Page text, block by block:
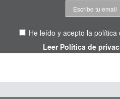
He leído y acepto la
Leer Política de